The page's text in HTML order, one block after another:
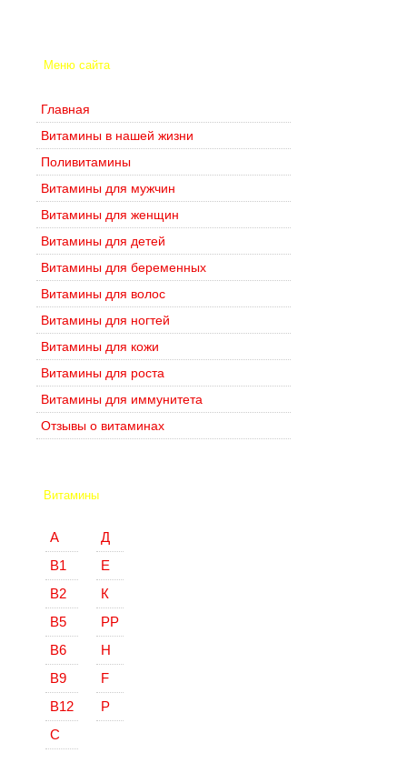
Меню сайта
Главная
Витамины в нашей жизни
Поливитамины
Витамины для мужчин
Витамины для женщин
Витамины для детей
Витамины для беременных
Витамины для волос
Витамины для ногтей
Витамины для кожи
Витамины для роста
Витамины для иммунитета
Отзывы о витаминах
Витамины
А
В1
В2
В5
В6
В9
В12
С
Д
Е
К
РР
Н
F
Р